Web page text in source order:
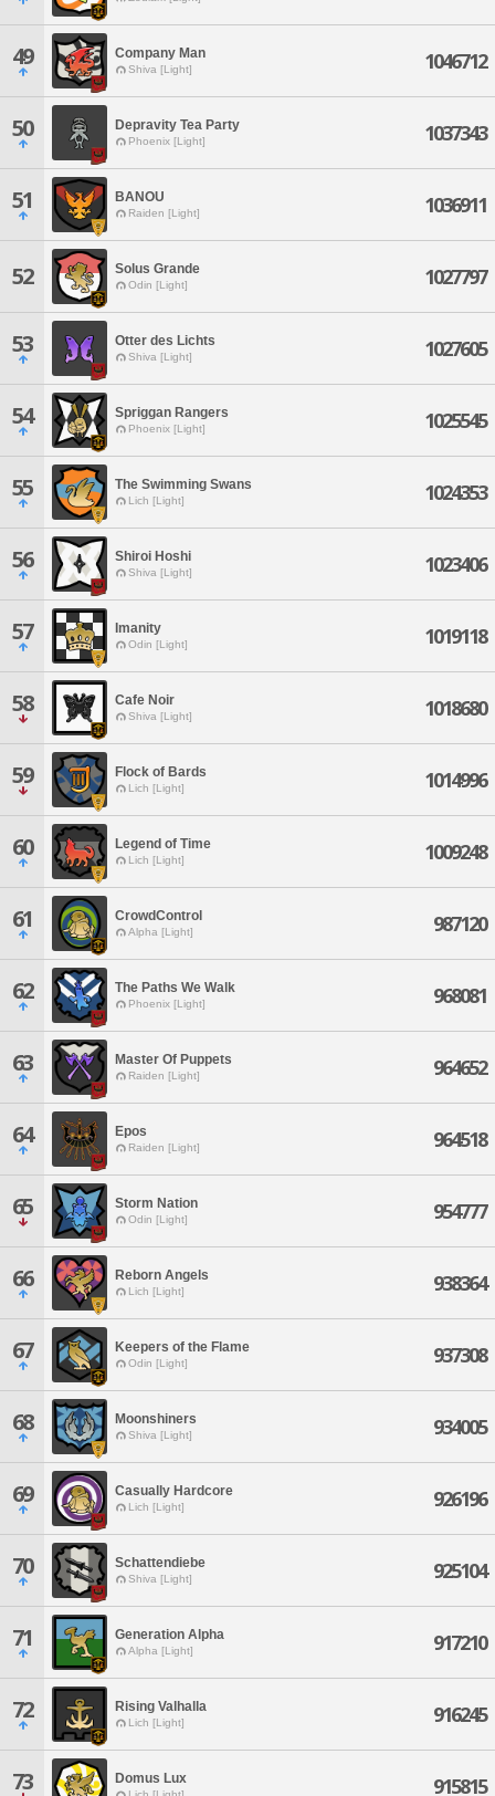
49 Company Man
Shiva [Light] 1046712
50 Depravity Tea Party
Phoenix [Light] 1037343
51 BANOU
Raiden [Light] 1036911
52 Solus Grande
Odin [Light] 1027797
53 Otter des Lichts
Shiva [Light] 1027605
54 Spriggan Rangers
Phoenix [Light] 1025545
55 The Swimming Swans
Lich [Light] 1024353
56 Shiroi Hoshi
Shiva [Light] 1023406
57 Imanity
Odin [Light] 1019118
58 Cafe Noir
Shiva [Light] 1018680
59 Flock of Bards
Lich [Light] 1014996
60 Legend of Time
Lich [Light] 1009248
61 CrowdControl
Alpha [Light] 987120
62 The Paths We Walk
Phoenix [Light] 968081
63 Master Of Puppets
Raiden [Light] 964652
64 Epos
Raiden [Light] 964518
65 Storm Nation
Odin [Light] 954777
66 Reborn Angels
Lich [Light] 938364
67 Keepers of the Flame
Odin [Light] 937308
68 Moonshiners
Shiva [Light] 934005
69 Casually Hardcore
Lich [Light] 926196
70 Schattendiebe
Shiva [Light] 925104
71 Generation Alpha
Alpha [Light] 917210
72 Rising Valhalla
Lich [Light] 916245
73 Domus Lux 915815